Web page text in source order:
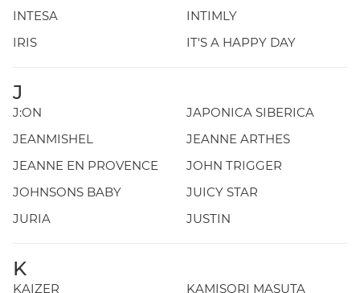
INTESA
INTIMLY
IRIS
IT'S A HAPPY DAY
J
J:ON
JAPONICA SIBERICA
JEANMISHEL
JEANNE ARTHES
JEANNE EN PROVENCE
JOHN TRIGGER
JOHNSONS BABY
JUICY STAR
JURIA
JUSTIN
K
KAIZER
KAMISORI MASUTA